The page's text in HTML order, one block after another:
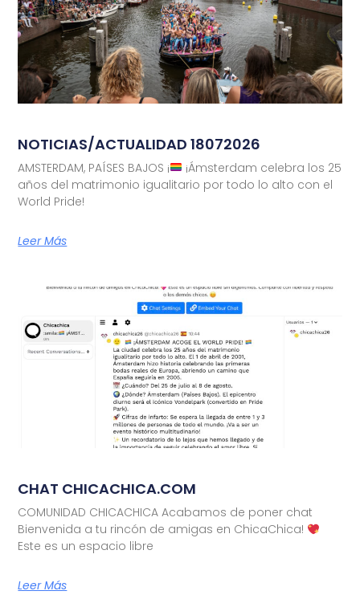
NOTICIAS/ACTUALIDAD 18072026
AMSTERDAM, PAÍSES BAJOS ¡
¡Ámsterdam celebra los 25
años del matrimonio igualitario por todo lo alto con el
World Pride!
Leer Más
CHAT CHICACHICA.COM
COMUNIDAD CHICACHICA Acabamos de poner chat
Bienvenida a tu rincón de amigas en ChicaChica!
Este es un espacio libre
Leer Más